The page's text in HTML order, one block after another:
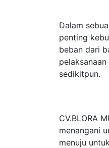
Dalam
penting
beban dari
sedikitpun.
CV.BLORA
menangani
menuju